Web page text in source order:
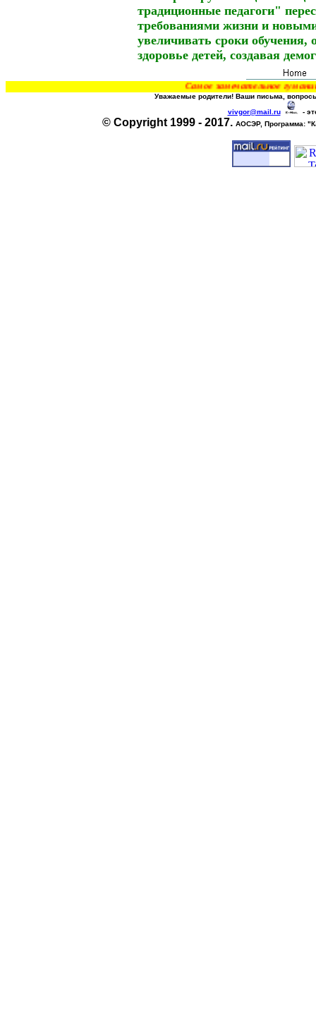
традиционные педагоги"
требованиями жизни и
увеличивать сроки обучения,
здоровье детей, создавая
Самое замечательное гуманитарное
Уважаемые родители! Ваши письма,
vivgor@mail.ru
-
© Copyright 1999 - 2017. АОСЭР, Программа: